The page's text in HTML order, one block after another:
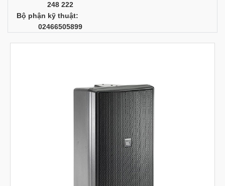
248 222
Bộ phận kỹ thuật:
02466505899